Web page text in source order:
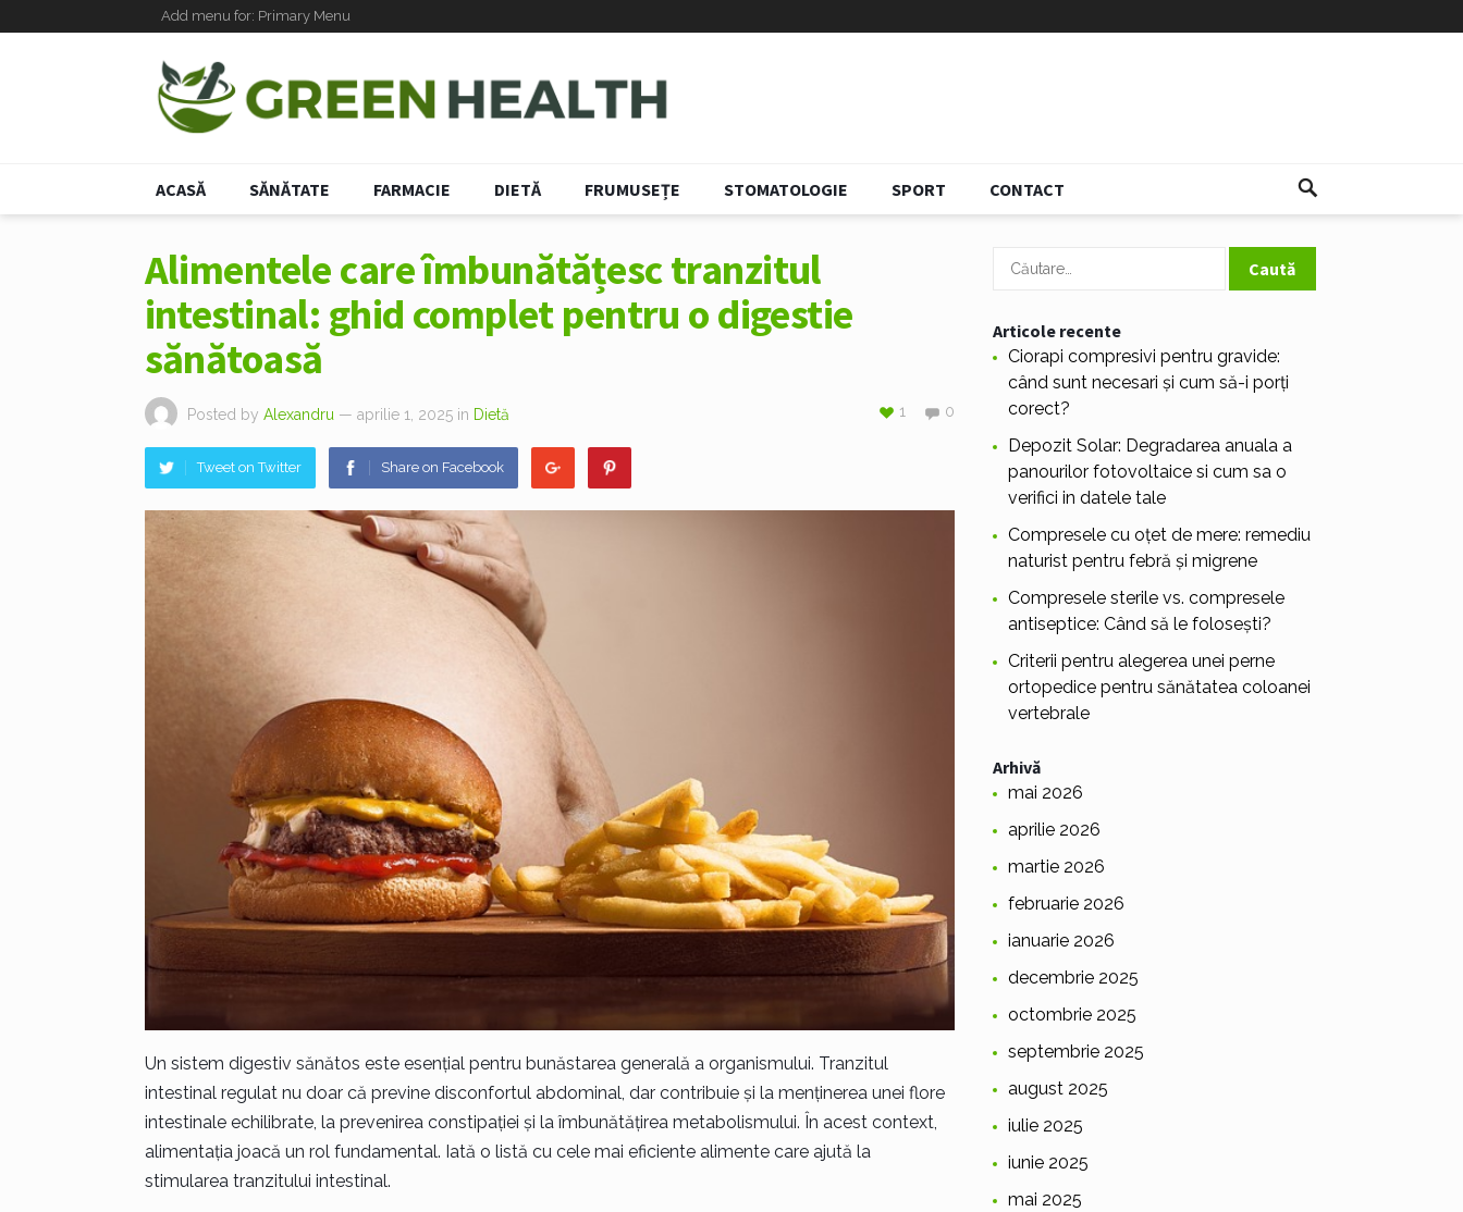
Add menu for: Primary Menu
ACASĂ SĂNĂTATE FARMACIE DIETĂ FRUMUSEȚE STOMATOLOGIE SPORT CONTACT
Alimentele care îmbunătățesc tranzitul
intestinal: ghid complet pentru o digestie
sănătoasă
Posted by Alexandru — aprilie 1, 2025 in Dietă 0
1
Tweet on Twitter Share on Facebook
Un sistem digestiv sănătos este esențial pentru bunăstarea generală a organismului. Tranzitul
intestinal regulat nu doar că previne disconfortul abdominal, dar contribuie și la menținerea unei flore
intestinale echilibrate, la prevenirea constipației și la îmbunătățirea metabolismului. În acest context,
alimentația joacă un rol fundamental. Iată o listă cu cele mai eficiente alimente care ajută la
stimularea tranzitului intestinal.
Caută
Articole recente
Ciorapi compresivi pentru gravide:
când sunt necesari și cum să-i porți
corect?
Depozit Solar: Degradarea anuala a
panourilor fotovoltaice si cum sa o
verifici in datele tale
Compresele cu oțet de mere: remediu
naturist pentru febră și migrene
Compresele sterile vs. compresele
antiseptice: Când să le folosești?
Criterii pentru alegerea unei perne
ortopedice pentru sănătatea coloanei
vertebrale
Arhivă
mai 2026
aprilie 2026
martie 2026
februarie 2026
ianuarie 2026
decembrie 2025
octombrie 2025
septembrie 2025
august 2025
iulie 2025
iunie 2025
mai 2025